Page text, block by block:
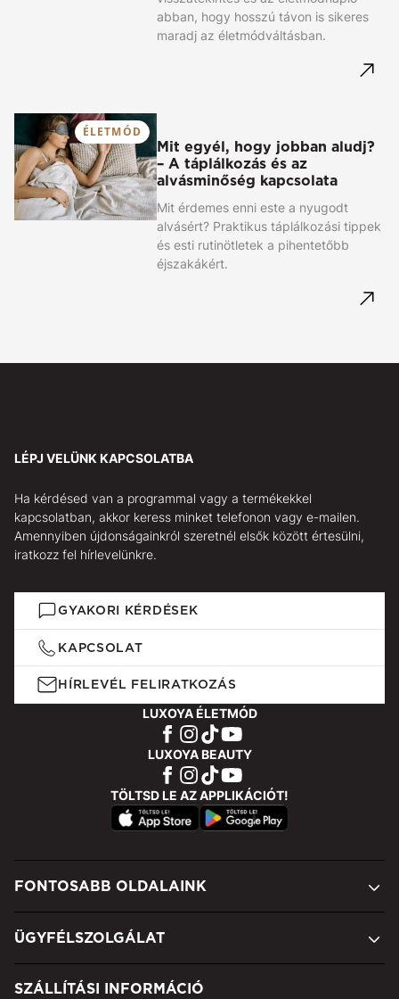
abban, hogy hosszú távon is sikeres
maradj az életmódváltásban.
ÉLETMÓD
Mit egyél, hogy jobban aludj?
– A táplálkozás és az
alvásminőség kapcsolata
Mit érdemes enni este a nyugodt
alvásért? Praktikus táplálkozási tippek
és esti rutinötletek a pihentetőbb
éjszakákért.
LÉPJ VELÜNK KAPCSOLATBA
Ha kérdésed van a programmal vagy a termékekkel
kapcsolatban, akkor keress minket telefonon vagy e-mailen.
Amennyiben újdonságainkról szeretnél elsők között értesülni,
iratkozz fel hírlevelünkre.
GYAKORI KÉRDÉSEK
KAPCSOLAT
HÍRLEVÉL FELIRATKOZÁS
LUXOYA ÉLETMÓD
LUXOYA BEAUTY
TÖLTSD LE AZ APPLIKÁCIÓT!
FONTOSABB OLDALAINK
ÜGYFÉLSZOLGÁLAT
SZÁLLÍTÁSI INFORMÁCIÓ